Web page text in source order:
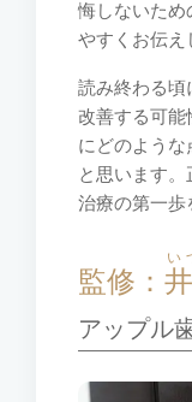
悔しないため
やすくお伝え
読み終わる頃
改善する可能
にどのような
と思います
治療の第一歩
監修：
い
アップル